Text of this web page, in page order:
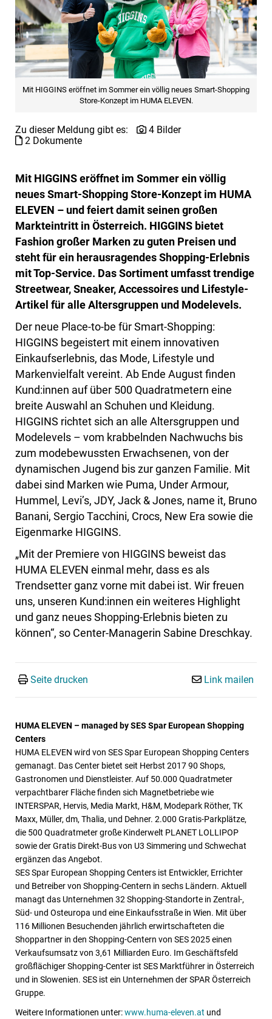
Mit HIGGINS eröffnet im Sommer ein völlig neues Smart-Shopping
Store-Konzept im HUMA ELEVEN.
Zu dieser Meldung gibt es:
4 Bilder
2 Dokumente
Mit HIGGINS eröffnet im Sommer ein völlig
neues Smart-Shopping Store-Konzept im HUMA
ELEVEN – und feiert damit seinen großen
Markteintritt in Österreich. HIGGINS bietet
Fashion großer Marken zu guten Preisen und
steht für ein herausragendes Shopping-Erlebnis
mit Top-Service. Das Sortiment umfasst trendige
Streetwear, Sneaker, Accessoires und Lifestyle-
Artikel für alle Altersgruppen und Modelevels.
Der neue Place-to-be für Smart-Shopping:
HIGGINS begeistert mit einem innovativen
Einkaufserlebnis, das Mode, Lifestyle und
Markenvielfalt vereint. Ab Ende August finden
Kund:innen auf über 500 Quadratmetern eine
breite Auswahl an Schuhen und Kleidung.
HIGGINS richtet sich an alle Altersgruppen und
Modelevels – vom krabbelnden Nachwuchs bis
zum modebewussten Erwachsenen, von der
dynamischen Jugend bis zur ganzen Familie. Mit
dabei sind Marken wie Puma, Under Armour,
Hummel, Levi’s, JDY, Jack & Jones, name it, Bruno
Banani, Sergio Tacchini, Crocs, New Era sowie die
Eigenmarke HIGGINS.
„Mit der Premiere von HIGGINS beweist das
HUMA ELEVEN einmal mehr, dass es als
Trendsetter ganz vorne mit dabei ist. Wir freuen
uns, unseren Kund:innen ein weiteres Highlight
und ganz neues Shopping-Erlebnis bieten zu
können“, so Center-Managerin Sabine Dreschkay.
Seite drucken Link mailen
HUMA ELEVEN – managed by SES Spar European Shopping
Centers
HUMA ELEVEN wird von SES Spar European Shopping Centers
gemanagt. Das Center bietet seit Herbst 2017 90 Shops,
Gastronomen und Dienstleister. Auf 50.000 Quadratmeter
verpachtbarer Fläche finden sich Magnetbetriebe wie
INTERSPAR, Hervis, Media Markt, H&M, Modepark Röther, TK
Maxx, Müller, dm, Thalia, und Dehner. 2.000 Gratis-Parkplätze,
die 500 Quadratmeter große Kinderwelt PLANET LOLLIPOP
sowie der Gratis Direkt-Bus von U3 Simmering und Schwechat
ergänzen das Angebot.
SES Spar European Shopping Centers ist Entwickler, Errichter
und Betreiber von Shopping-Centern in sechs Ländern. Aktuell
managt das Unternehmen 32 Shopping-Standorte in Zentral-,
Süd- und Osteuropa und eine Einkaufsstraße in Wien. Mit über
116 Millionen Besuchenden jährlich erwirtschafteten die
Shoppartner in den Shopping-Centern von SES 2025 einen
Verkaufsumsatz von 3,61 Milliarden Euro. Im Geschäftsfeld
großflächiger Shopping-Center ist SES Marktführer in Österreich
und in Slowenien. SES ist ein Unternehmen der SPAR Österreich
Gruppe.
Weitere Informationen unter:www.huma-eleven.at und